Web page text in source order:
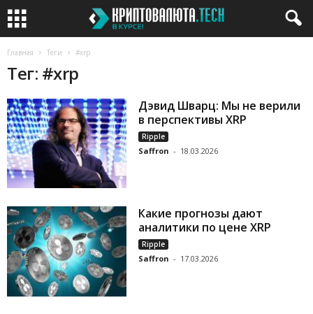
Главная Теги #xrp
Тег: #xrp
Дэвид Шварц: Мы не верили
в перспективы XRP
Ripple
Saffron - 18.03.2026
Какие прогнозы дают
аналитики по цене XRP
Ripple
Saffron - 17.03.2026